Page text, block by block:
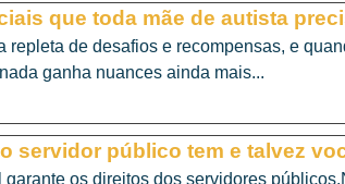
que toda mãe de autista
repleta de desafios e recompensas, e
ganha nuances ainda mais...
servidor público tem e talvez
os direitos dos servidores